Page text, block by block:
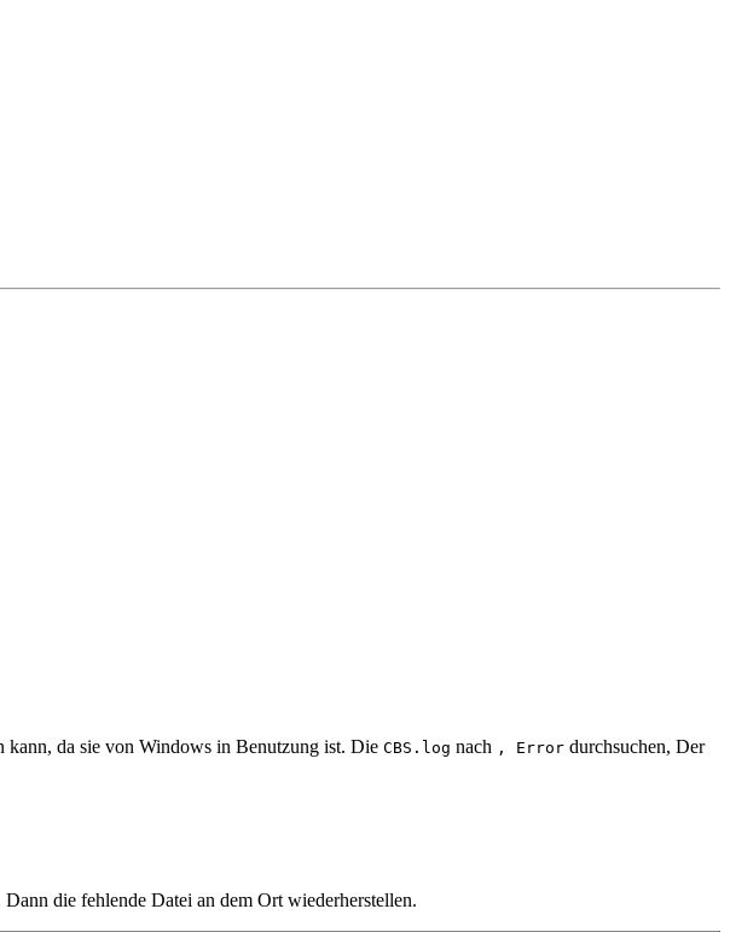
da sie von Windows in Benutzung ist. Die CBS.log nach , Error durchsuchen, Der
die fehlende Datei an dem Ort wiederherstellen.